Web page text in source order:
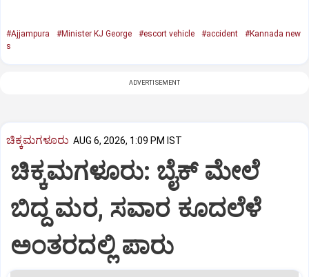
#Ajjampura #Minister KJ George #escort vehicle #accident
#Kannada new
s
ADVERTISEMENT
ಚಿಕ್ಕಮಗಳೂರು AUG 6, 2026, 1:09 PM IST
ಚಿಕ್ಕಮಗಳೂರು: ಬೈಕ್ ಮೇಲೆ
ಬಿದ್ದ ಮರ, ಸವಾರ ಕೂದಲೆಳೆ
ಅಂತರದಲ್ಲಿ ಪಾರು